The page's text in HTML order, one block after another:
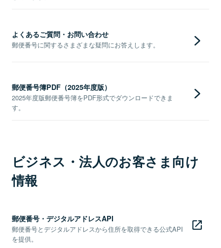
よくあるご質問・お問い合わせ
郵便番号に関するさまざまな疑問にお答えします。
郵便番号簿PDF（2025年度版）
2025年度版郵便番号簿をPDF形式でダウンロードできま
す。
ビジネス・法人のお客さま向け
情報
郵便番号・デジタルアドレスAPI
郵便番号とデジタルアドレスから住所を取得できる公式API
を提供。